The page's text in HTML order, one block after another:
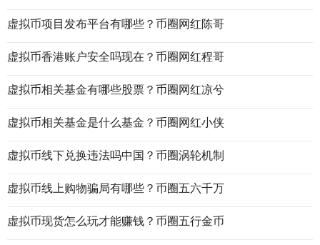
虚拟币项目发布平台有哪些？币圈网红陈哥
虚拟币香港账户安全吗现在？币圈网红程哥
虚拟币相关基金有哪些股票？币圈网红凉兮
虚拟币相关基金是什么基金？币圈网红小侠
虚拟币线下兑换违法吗中国？币圈涡轮机制
虚拟币线上购物骗局有哪些？币圈五六千万
虚拟币现货怎么玩才能赚钱？币圈五行金币